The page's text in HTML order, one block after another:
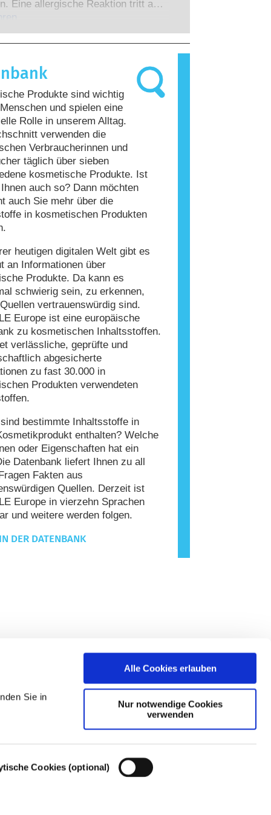
Sie in
Cookies (optional)
Alle Cookies erlauben
Nur notwendige Cookies
verwenden
denen die Unternehmen
sind, decken alle
des Hormonsystems.
Eine allergische Reaktion tritt auf,
einer Person auf
Ein Stoff, der eine allergische
wird als Allergen
Kosmetika und
können Inhaltsstoffe
die bei manchen Menschen eine
können. Das bedeutet jedoch
das Produkt für andere Personen
ist.
Produkte sind wichtig
und spielen eine
Rolle in unserem Alltag.
verwenden die
Verbraucherinnen und
täglich über sieben
kosmetische Produkte. Ist
auch so? Dann möchten
auch Sie mehr über die
in kosmetischen Produkten
heutigen digitalen Welt gibt es
an Informationen über
Produkte. Da kann es
schwierig sein, zu erkennen,
vertrauenswürdig sind.
Europe ist eine europäische
zu kosmetischen Inhaltsstoffen.
verlässliche, geprüfte und
abgesicherte
zu fast 30.000 in
Produkten verwendeten
bestimmte Inhaltsstoffe in
enthalten? Welche
oder Eigenschaften hat ein
Datenbank liefert Ihnen zu all
Fakten aus
Quellen. Derzeit ist
Europe in vierzehn Sprachen
und weitere werden folgen.
DER DATENBANK
Einstellungen – Cookie-Richtlinie